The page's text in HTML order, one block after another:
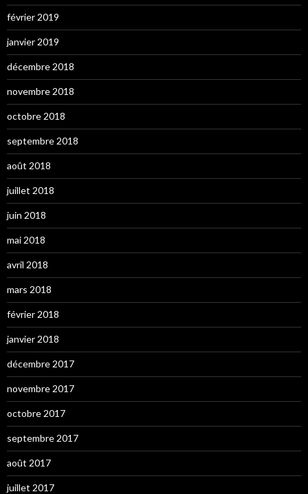
février 2019
janvier 2019
décembre 2018
novembre 2018
octobre 2018
septembre 2018
août 2018
juillet 2018
juin 2018
mai 2018
avril 2018
mars 2018
février 2018
janvier 2018
décembre 2017
novembre 2017
octobre 2017
septembre 2017
août 2017
juillet 2017